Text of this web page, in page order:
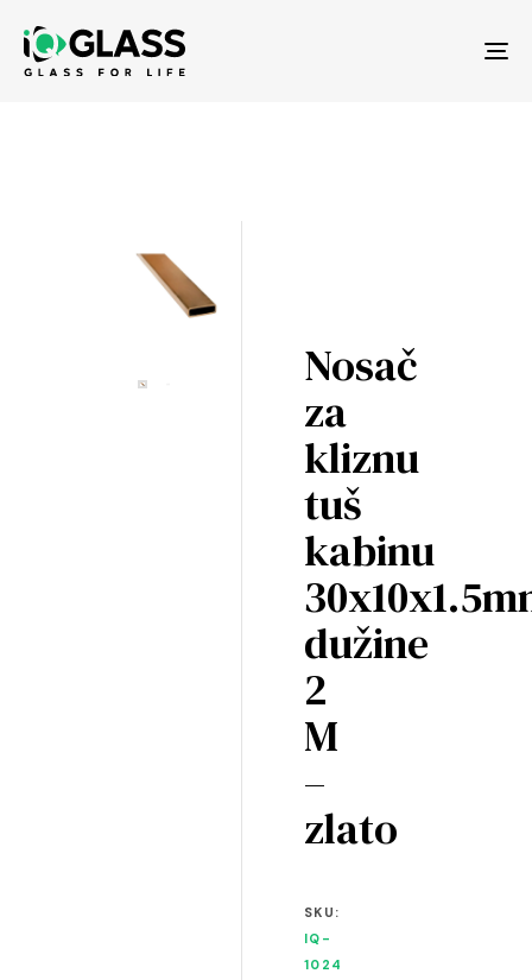
Nosač
za
kliznu
tuš
kabinu
dužine
2
M
–
zlato
SKU:
IQ-
1024